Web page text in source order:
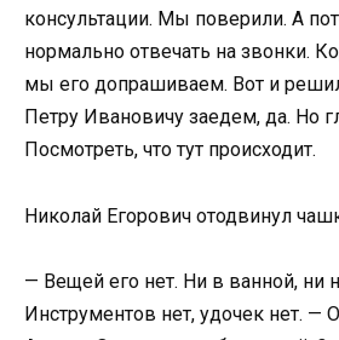
консультации. Мы поверили. А
нормально отвечать на звонки.
мы его допрашиваем. Вот и
Петру Ивановичу заедем, да. Но
Посмотреть, что тут происходит.
Николай Егорович отодвинул
— Вещей его нет. Ни в ванной, ни
Инструментов нет, удочек нет. —